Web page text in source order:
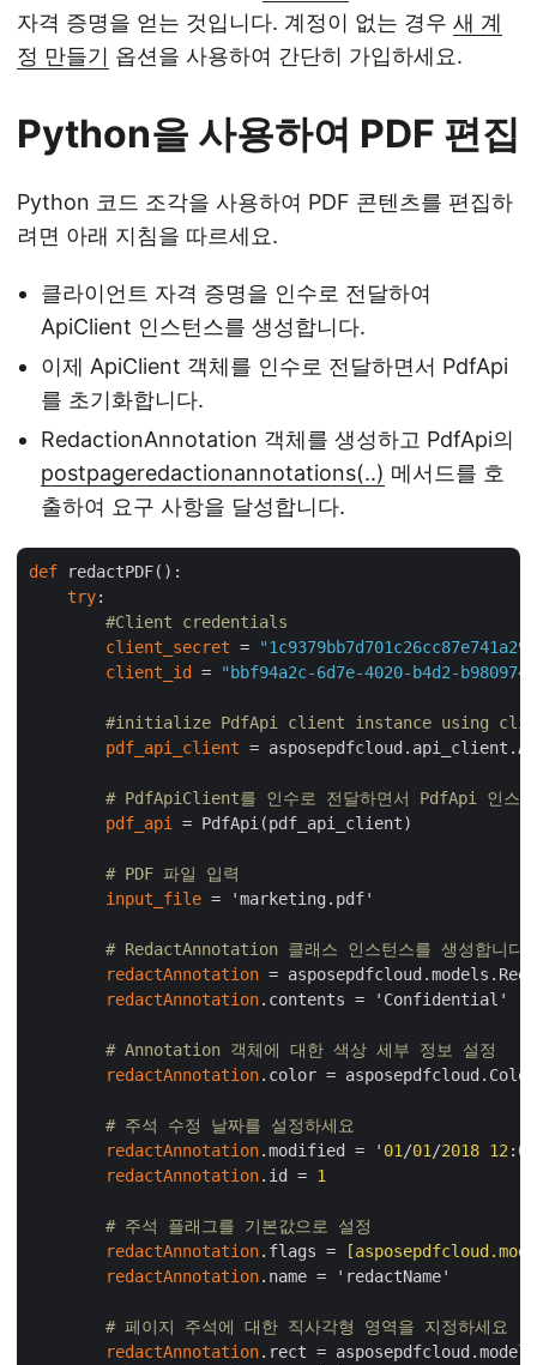
자격 증명을 얻는 것입니다. 계정이 없는 경우 새 계
정 만들기 옵션을 사용하여 간단히 가입하세요.
Python을 사용하여 PDF 편집
Python 코드 조각을 사용하여 PDF 콘텐츠를 편집하
려면 아래 지침을 따르세요.
클라이언트 자격 증명을 인수로 전달하여
ApiClient 인스턴스를 생성합니다.
이제 ApiClient 객체를 인수로 전달하면서 PdfApi
를 초기화합니다.
RedactionAnnotation 객체를 생성하고 PdfApi의
postpageredactionannotations(..) 메서드를 호
출하여 요구 사항을 달성합니다.
def redactPDF():
try:
#Client credentials
client_secret =
client_id
= "bbf94a2c-6d7e-4020-b4d2-
#initialize PdfApi client instance using
pdf_api_client =
# PdfApiClient를 인수로 전달하면서 PdfApi 인스턴
pdf_api
= PdfApi(pdf_api_client)
# PDF 파일 입력
input_file = 'marketing.pdf'
# RedactAnnotation 클래스 인스턴스를 생성합니다.
redactAnnotation =
redactAnnotation.contents = 'Confidential'
# Annotation 객체에 대한 색상 세부 정보 설정
redactAnnotation.color =
# 주석 수정 날짜를 설정하세요
redactAnnotation.modified = ' 01 /01 /2018 12 : 00
redactAnnotation.id = 1
# 주석 플래그를 기본값으로 설정
redactAnnotation.flags =
redactAnnotation.name = 'redactName'
# 페이지 주석에 대한 직사각형 영역을 지정하세요
redactAnnotation.rect =